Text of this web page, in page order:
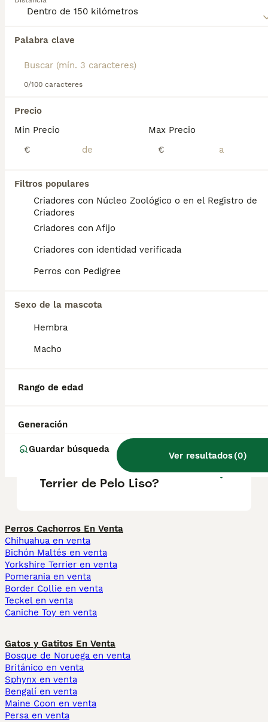
Palabra clave
0/100 caracteres
Precio
Min Precio
€
Max Precio
€
Filtros populares
Criadores con Núcleo Zoológico o en el Registro de
Criadores
Criadores con Afijo
Criadores con identidad verificada
Perros con Pedigree
Sexo de la mascota
Hembra
Macho
Rango de edad
Generación
Guardar búsqueda
Ver resultados(0)
Encontramos 0 Fox Terrier de Pelo Liso
Si deseas exactamente esta búsqueda guarda tu
búsqueda y espera el resultado perfecto:
Preguntas frecuentes
¿Los fox terriers de pelo liso
son buenas mascotas?
El Fox Terrier de pelo liso se adapta a todo
tipo de situaciones y estilos de vida. Puede
correr, jugar y explorar durante horas. Su
vitalidad lo convierte en un compañero
muchas aventuras.
¿Cuántos tipos de Fox
Terrier de Pelo Liso?
¿Cuánto cuesta un Fox
Terrier de Pelo Liso?
Perros Cachorros En Venta
Chihuahua en venta
Bichón Maltés en venta
Yorkshire Terrier en venta
Pomerania en venta
Border Collie en venta
Teckel en venta
Caniche Toy en venta
Gatos y Gatitos En Venta
Bosque de Noruega en venta
Británico en venta
Sphynx en venta
Bengalí en venta
Maine Coon en venta
Persa en venta